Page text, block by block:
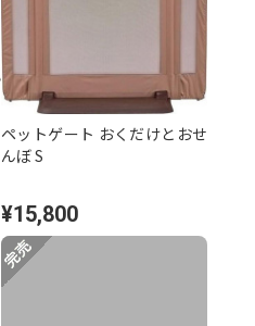
ペットゲート おくだけとおせ
んぼ S
¥15,800